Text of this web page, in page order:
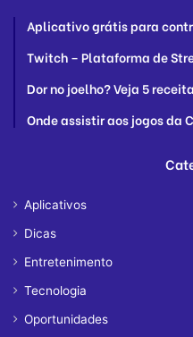
Aplicativo grátis para
Twitch – Plataforma de
Dor no joelho? Veja 5
Onde assistir aos jogos da
Aplicativos
Dicas
Entretenimento
Tecnologia
Oportunidades